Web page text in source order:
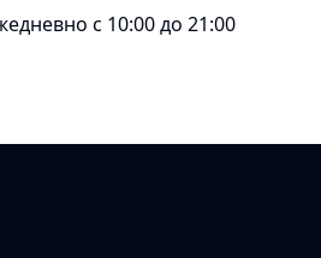
с 10:00 до 21:00